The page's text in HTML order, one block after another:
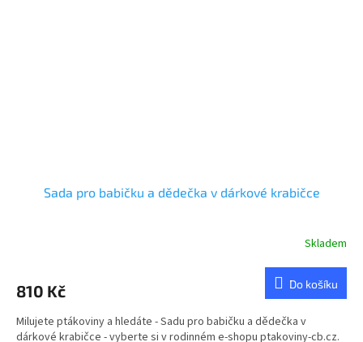
Sada pro babičku a dědečka v dárkové krabičce
je
z
5
Skladem
810 Kč Do košíku
Milujete ptákoviny a hledáte - Sadu pro babičku a dědečka v
dárkové krabičce - vyberte si v rodinném e-shopu ptakoviny-cb.cz.